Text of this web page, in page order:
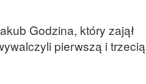
Godzina, który zajął
pierwszą i trzecią